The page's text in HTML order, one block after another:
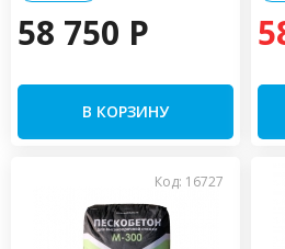
58 750 P
В КОРЗИНУ
Код: 16727